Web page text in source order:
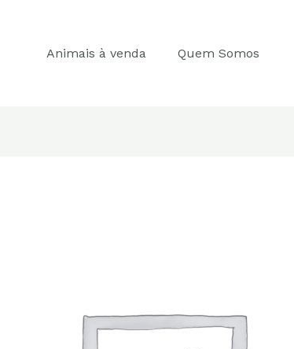
Animais à venda Quem Somos